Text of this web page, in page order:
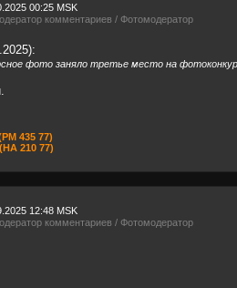
00:25 MSK
комментариев / Фотомодератор
фото заняло третье место на
435 77)
210 77)
12:48 MSK
комментариев / Фотомодератор